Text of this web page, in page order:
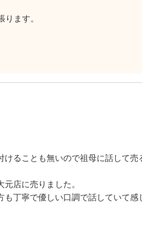
ます。
ることも無いので祖母に話して売
店に売りました。
丁寧で優しい口調で話していて感